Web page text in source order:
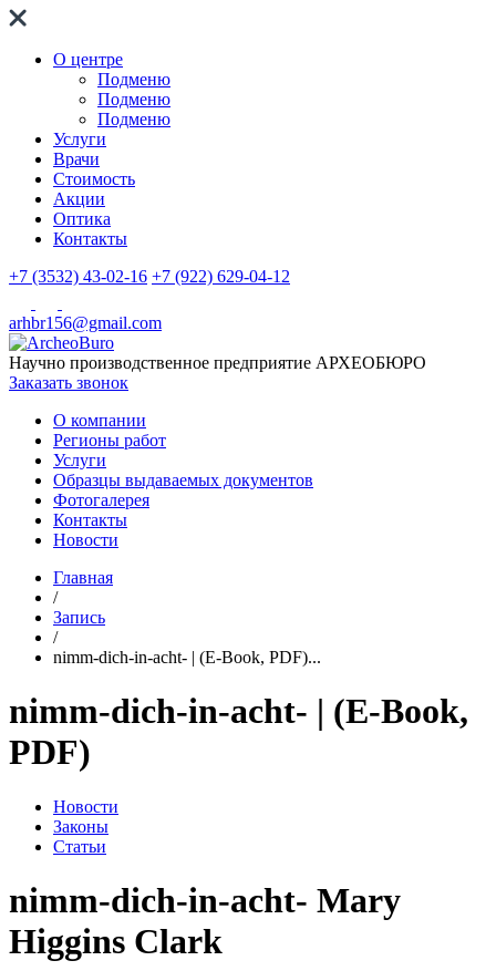
О центре
Подменю
Подменю
Подменю
Услуги
Врачи
Стоимость
Акции
Оптика
Контакты
+7 (3532) 43-02-16 +7 (922) 629-04-12
arhbr156@gmail.com
Научно производственное предприятие АРХЕОБЮРО
Заказать звонок
О компании
Регионы работ
Услуги
Образцы выдаваемых документов
Фотогалерея
Контакты
Новости
Главная
/
Запись
/
nimm-dich-in-acht- | (E-Book, PDF)...
nimm-dich-in-acht- | (E-Book,
PDF)
Новости
Законы
Статьи
nimm-dich-in-acht- Mary
Higgins Clark